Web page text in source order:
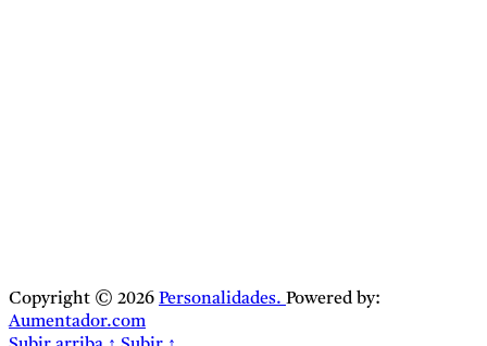
Copyright © 2026 Personalidades. Powered by:
Aumentador.com